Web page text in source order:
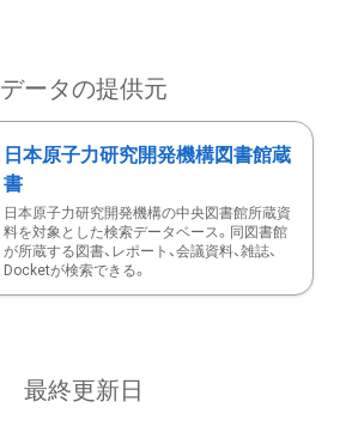
データの提供元
日本原子力研究開発機構図書館蔵
書
日本原子力研究開発機構の中央図書館所蔵資
料を対象とした検索データベース。同図書館
が所蔵する図書、レポート、会議資料、雑誌、
Docketが検索できる。
最終更新日